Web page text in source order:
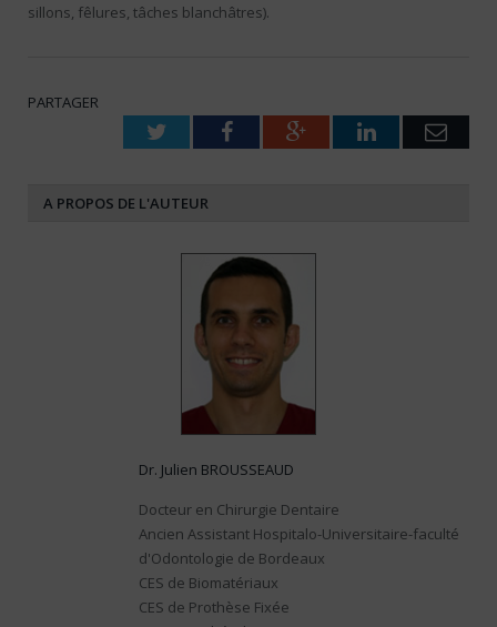
sillons, fêlures, tâches blanchâtres).
PARTAGER
TwitterFacebookGoogle+LinkedIn
A PROPOS DE L'AUTEUR
Dr. Julien BROUSSEAUD
Docteur en Chirurgie Dentaire
Ancien Assistant Hospitalo-Universitaire-faculté
d'Odontologie de Bordeaux
CES de Biomatériaux
CES de Prothèse Fixée